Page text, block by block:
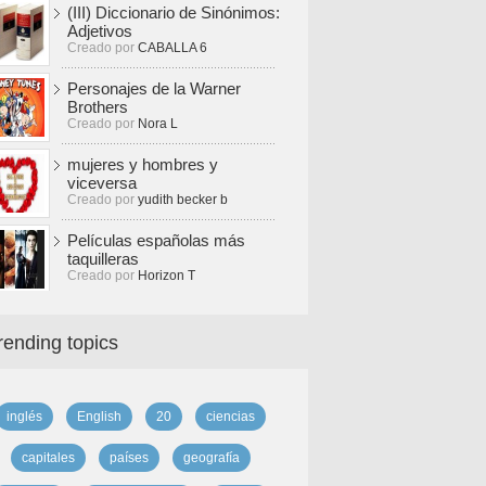
(III) Diccionario de Sinónimos:
Adjetivos
Creado por CABALLA 6
Personajes de la Warner
Brothers
Creado por Nora L
mujeres y hombres y
viceversa
Creado por yudith becker b
Películas españolas más
taquilleras
Creado por Horizon T
topics
inglés English 20 ciencias
capitales países geografía